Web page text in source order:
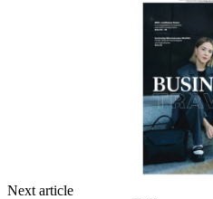
Next article